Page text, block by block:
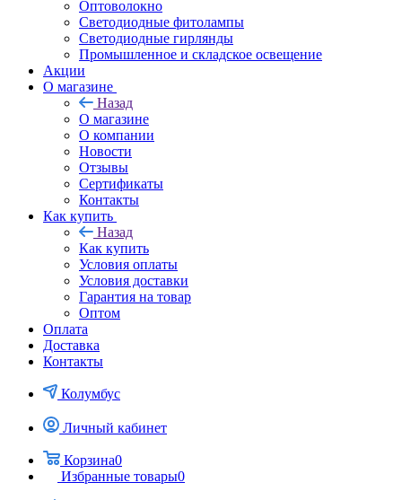
Оптоволокно
Светодиодные фитолампы
Светодиодные гирлянды
Промышленное и складское освещение
Акции
О магазине
Назад
О магазине
О компании
Новости
Отзывы
Сертификаты
Контакты
Как купить
Назад
Как купить
Условия оплаты
Условия доставки
Гарантия на товар
Оптом
Оплата
Доставка
Контакты
Колумбус
Личный кабинет
Корзина0
Избранные товары0